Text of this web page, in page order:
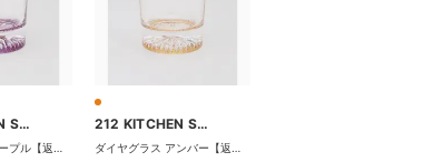
212 KITCHEN STORE 212 KITCHEN STORE